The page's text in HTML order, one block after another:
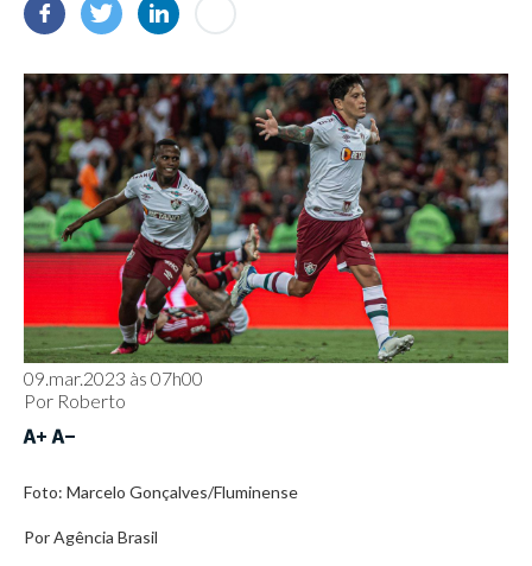
09.mar.2023 às 07h00
Por Roberto
Foto: Marcelo Gonçalves/Fluminense
Por Agência Brasil